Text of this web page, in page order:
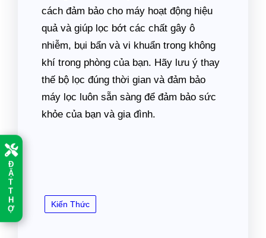
Đ
Ặ
T
T
H
Ợ
cách đảm bảo cho máy hoạt động hiệu
quả và giúp lọc bớt các chất gây ô
nhiễm, bụi bẩn và vi khuẩn trong không
khí trong phòng của bạn. Hãy lưu ý thay
thế bộ lọc đúng thời gian và đảm bảo
máy lọc luôn sẵn sàng để đảm bảo sức
khỏe của bạn và gia đình.
Kiến Thức